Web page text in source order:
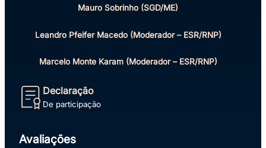
Mauro Sobrinho (SGD/ME)
Leandro Pfeifer Macedo (Moderador – ESR/RNP)
Marcelo Monte Karam (Moderador – ESR/RNP)
Declaração
De participação
Avaliações